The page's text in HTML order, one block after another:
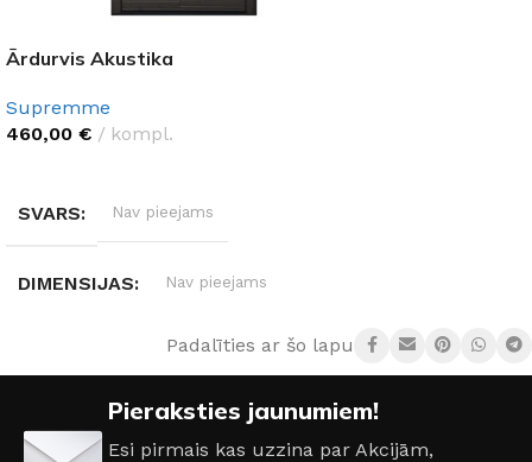
Ārdurvis Akustika
Supremme
460,00 € kompl.
SVARS Nav pieejams
DIMENSIJAS Nav pieejams
DURVJU MATERIĀLS Metāls
DURVJU KĀRBAS IZMĒRS
Padalīties ar šo lapu:
Pieraksties jaunumiem!
Esi pirmais kas uzzina par Akcijām,